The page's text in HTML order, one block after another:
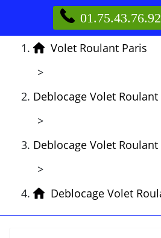
01.75.43.76.92
Volet Roulant Paris
>
Deblocage Volet Roulant
>
Deblocage Volet Roulant
>
Deblocage Volet